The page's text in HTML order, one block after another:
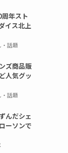
年スト
イス北上
話題
ズ商品販
人気グッ
話題
んだシェ
ーソンで